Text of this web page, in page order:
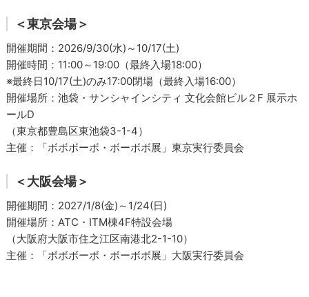
＜東京会場＞
開催期間：2026/9/30(水)～10/17(土)
開催時間：11:00～19:00（最終入場18:00）
※最終日10/17(土)のみ17:00閉場（最終入場16:00）
開催場所：池袋・サンシャインシティ 文化会館ビル２F 展示ホ
ールD
（東京都豊島区東池袋3-1-4）
主催：「ボボボーボ・ボーボボ展」東京実行委員会
＜大阪会場＞
開催期間：2027/1/8(金)～1/24(日)
開催場所：ATC・ITM棟4F特設会場
（大阪府大阪市住之江区南港北2-1-10）
主催：「ボボボーボ・ボーボボ展」大阪実行委員会